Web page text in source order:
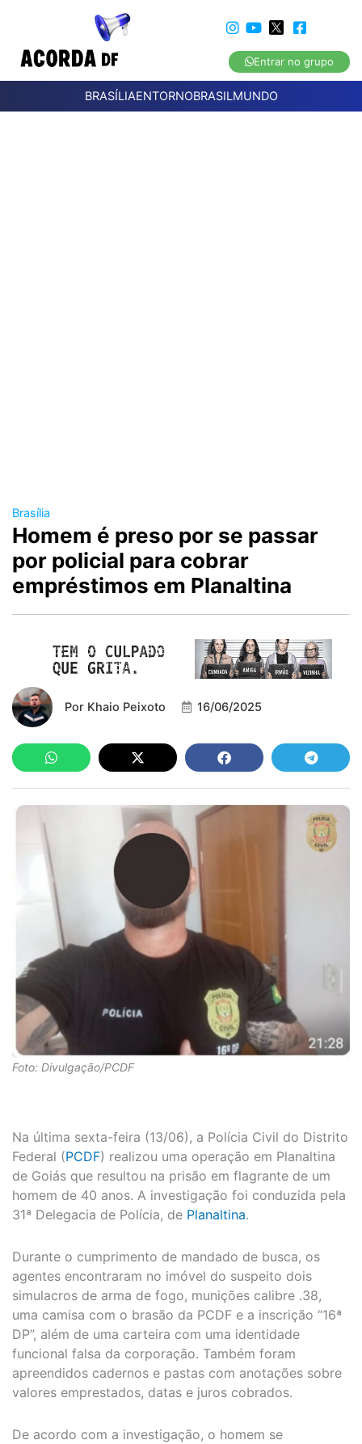
Entrar no grupo
BRASÍLIAENTORNOBRASILMUNDO
Brasília
Homem é preso por se passar
por policial para cobrar
empréstimos em Planaltina
Por Khaio Peixoto 16/06/2025
Foto: Divulgação/PCDF
Na última sexta-feira (13/06), a Polícia Civil do Distrito
Federal (PCDF) realizou uma operação em Planaltina
de Goiás que resultou na prisão em flagrante de um
homem de 40 anos. A investigação foi conduzida pela
31ª Delegacia de Polícia, de Planaltina.
Durante o cumprimento de mandado de busca, os
agentes encontraram no imóvel do suspeito dois
simulacros de arma de fogo, munições calibre .38,
uma camisa com o brasão da PCDF e a inscrição “16ª
DP”, além de uma carteira com uma identidade
funcional falsa da corporação. Também foram
apreendidos cadernos e pastas com anotações sobre
valores emprestados, datas e juros cobrados.
De acordo com a investigação, o homem se